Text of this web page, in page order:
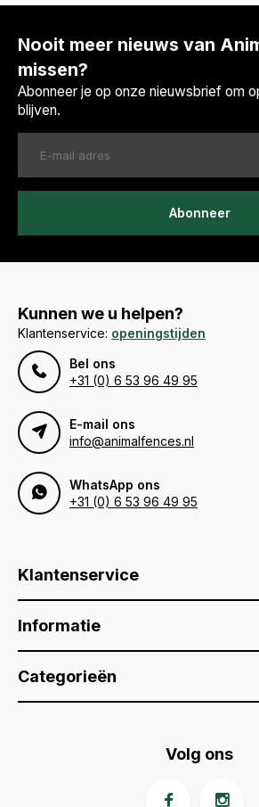
Nooit meer nieuws van
missen?
Abonneer je op onze nieuwsbrief om
blijven.
Abonneer
Kunnen we u helpen?
Klantenservice: openingstijden
Bel ons
+31 (0) 6 53 96 49 95
E-mail ons
info@animalfences.nl
WhatsApp ons
+31 (0) 6 53 96 49 95
Klantenservice
Informatie
Categorieën
Volg ons